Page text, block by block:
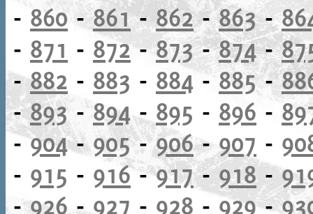
- 860 -861- 862-863-
- 871 - 872-873-874-
-882 - 883 - 884- 885-
-893-894- 895 - 896 -
-904-905-906-907 -
- 915 - 916-917-918 -
-926 - 927 - 928 - 929-